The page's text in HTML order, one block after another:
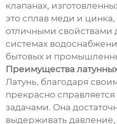
клапанах,
это сплав меди и
отличными свойствами
системах
бытовых и
Преимущества
Латунь, благодаря
прекрасно
задачами. Она
выдерживать давление,